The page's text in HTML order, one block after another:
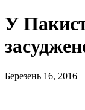
У
Березень 16, 2016